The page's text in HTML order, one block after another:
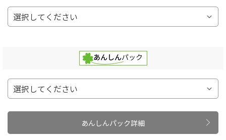
あんしんパック詳細